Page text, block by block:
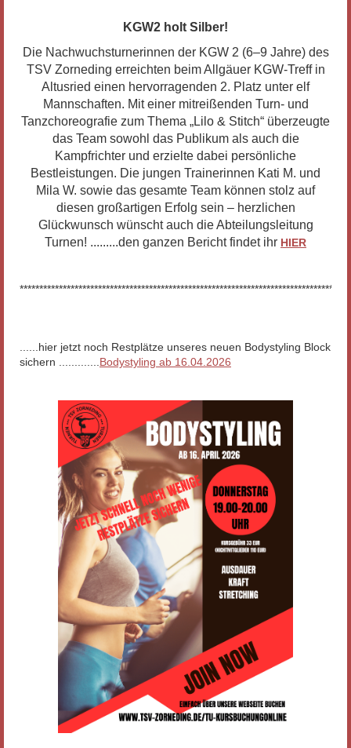
KGW2 holt Silber!
Die Nachwuchsturnerinnen der KGW 2 (6–9 Jahre) des
TSV Zorneding erreichten beim Allgäuer KGW-Treff in
Altusried einen hervorragenden 2. Platz unter elf
Mannschaften. Mit einer mitreißenden Turn- und
Tanzchoreografie zum Thema „Lilo & Stitch“ überzeugte
das Team sowohl das Publikum als auch die
Kampfrichter und erzielte dabei persönliche
Bestleistungen. Die jungen Trainerinnen Kati M. und
Mila W. sowie das gesamte Team können stolz auf
diesen großartigen Erfolg sein – herzlichen
Glückwunsch wünscht auch die Abteilungsleitung
Turnen! .........den ganzen Bericht findet ihr HIER
......hier jetzt noch Restplätze unseres neuen Bodystyling Block
sichern ............. Bodystyling ab 16.04.2026